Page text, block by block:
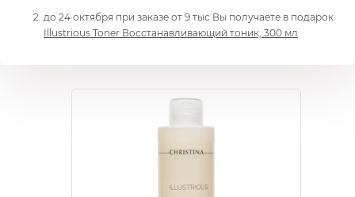
до 24 октября при заказе от 9 тыс Вы получаете в подарок
Illustrious Toner Восстанавливающий тоник, 300 мл